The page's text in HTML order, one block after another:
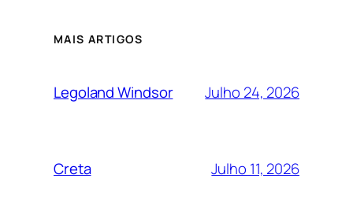
MAIS ARTIGOS
Legoland Windsor Julho 24, 2026
Creta Julho 11, 2026